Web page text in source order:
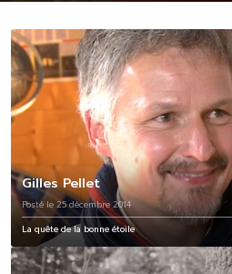
Gilles Pellet
Posté le 25 décembre 2014
La quête de la bonne étoile